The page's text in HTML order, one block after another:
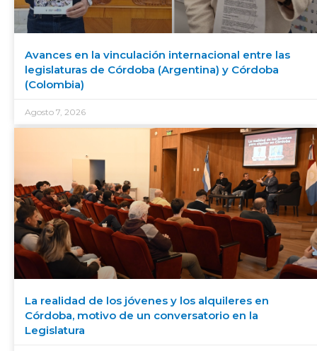
Avances en la vinculación internacional entre las
legislaturas de Córdoba (Argentina) y Córdoba
(Colombia)
Agosto 7, 2026
La realidad de los jóvenes y los alquileres en
Córdoba, motivo de un conversatorio en la
Legislatura